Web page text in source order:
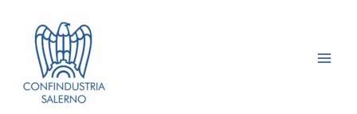
contenuto
articoli